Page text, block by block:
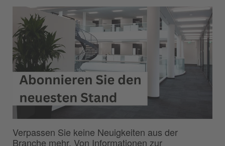
Verpassen Sie keine Neuigkeiten aus der
Branche mehr. Von Informationen zur